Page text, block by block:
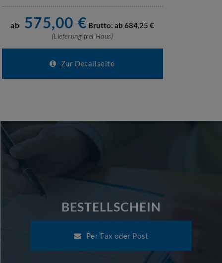
ab 575,00 € Brutto: ab 684,25 €
(Lieferung frei Haus)
Zur Detailseite
BESTELLSCHEIN
Per Fax oder Post